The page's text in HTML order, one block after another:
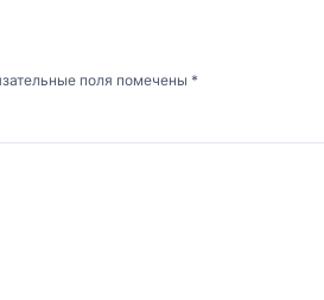
поля помечены *